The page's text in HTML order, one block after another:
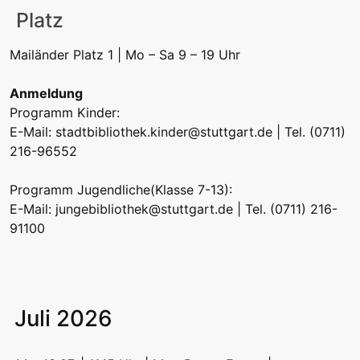
Platz
Mailänder Platz 1 | Mo – Sa 9 – 19 Uhr
Anmeldung
Programm Kinder:
E-Mail: stadtbibliothek.kinder@stuttgart.de | Tel. (0711)
216-96552
Programm Jugendliche(Klasse 7-13):
E-Mail: jungebibliothek@stuttgart.de | Tel. (0711) 216-
91100
Juli 2026